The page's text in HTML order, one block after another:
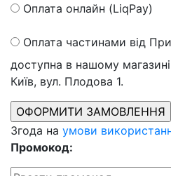
Оплата онлайн (LiqPay)
Оплата частинами від
доступна в нашому
Київ, вул. Плодова 1.
Згода на умови
Промокод: